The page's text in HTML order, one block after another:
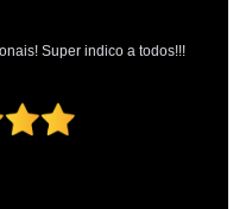
Super indico a todos!!!